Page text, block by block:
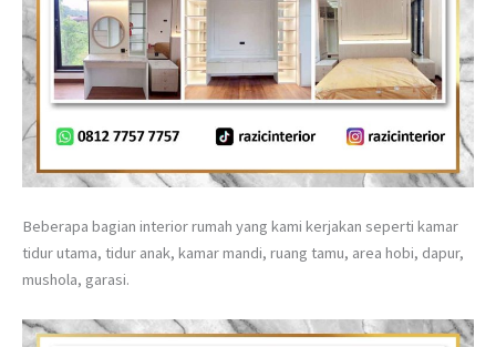
Beberapa bagian interior rumah yang kami kerjakan seperti kamar
tidur utama, tidur anak, kamar mandi, ruang tamu, area hobi, dapur,
mushola, garasi.